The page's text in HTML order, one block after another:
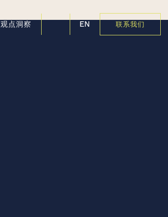
观点洞察 EN 联系我们